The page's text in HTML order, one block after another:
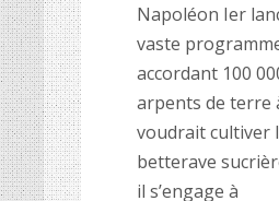
Napoléon Ier
vaste
accordant 100
arpents de terre
voudrait cultiver
betterave
il s’engage à